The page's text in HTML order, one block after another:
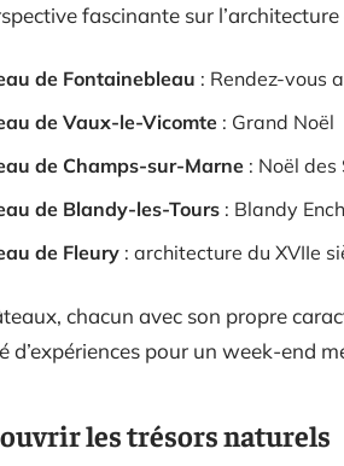
fascinante sur
de Fontainebleau : Rendez-vous
de Vaux-le-Vicomte : Grand Noël
de Champs-sur-Marne : Noël des
de Blandy-les-Tours : Blandy
de Fleury : architecture du XVIIe
chacun avec son propre
d’expériences pour un week-end
les trésors naturels